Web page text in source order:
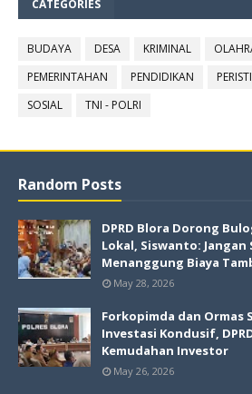
CATEGORIES
BUDAYA DESA KRIMINAL
PEMERINTAHAN
PENDIDIKAN
SOSIAL
TNI - POLRI
Random Posts
DPRD Blora Dorong
Lokal, Siswanto: Jangan
Menanggung Biaya
May 28, 2026
Forkopimda dan Ormas
Investasi Kondusif,
Kemudahan Investor
May 26, 2026